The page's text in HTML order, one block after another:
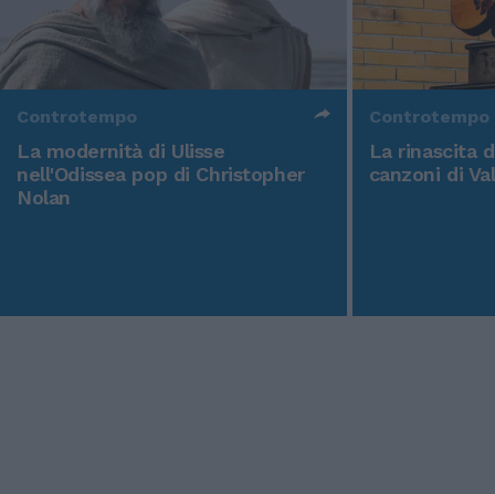
Controtempo
La modernità di Ulisse
nell'Odissea pop di Christopher
Nolan
Controtempo
La rinascita
canzoni di